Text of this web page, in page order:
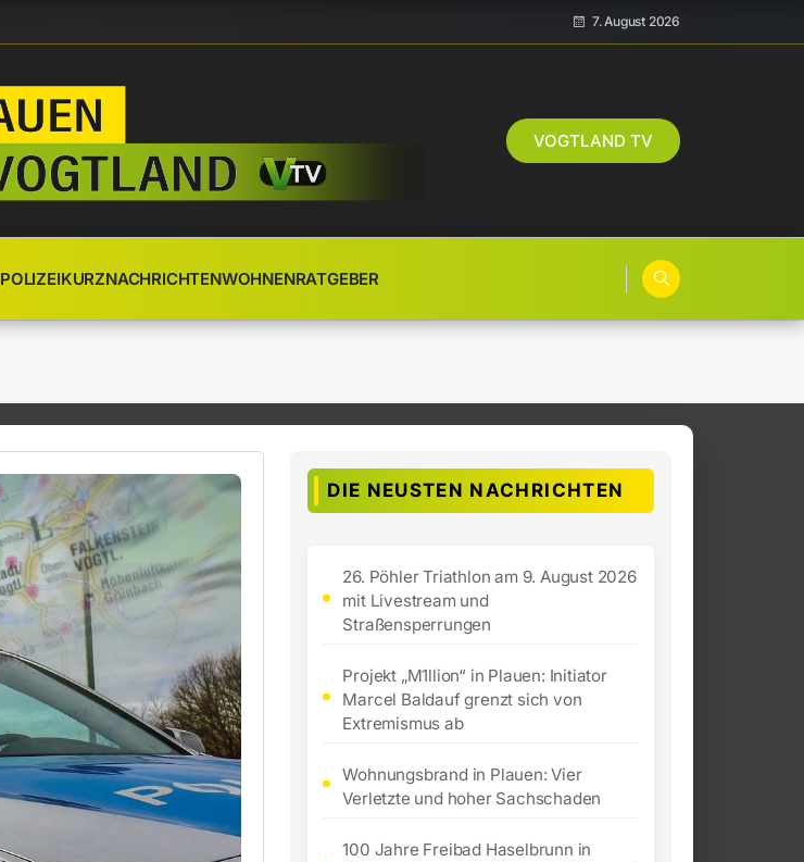
7. August 2026
VOGTLAND TV
POLIZEIKURZNACHRICHTENWOHNENRATGEBER
DIE NEUSTEN NACHRICHTEN
26. Pöhler Triathlon am 9. August 2026
mit Livestream und
Straßensperrungen
Projekt „M1llion“ in Plauen: Initiator
Marcel Baldauf grenzt sich von
Extremismus ab
Wohnungsbrand in Plauen: Vier
Verletzte und hoher Sachschaden
100 Jahre Freibad Haselbrunn in